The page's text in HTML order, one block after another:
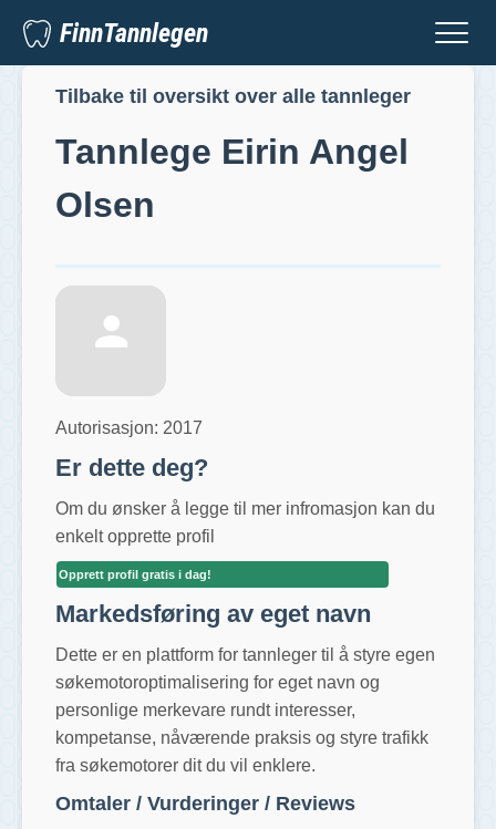
FinnTannlegen
Tilbake til oversikt over alle tannleger
Tannlege Eirin Angel
Olsen
Autorisasjon: 2017
Er dette deg?
Om du ønsker å legge til mer infromasjon kan du
enkelt opprette profil
Opprett profil gratis i dag!
Markedsføring av eget navn
Dette er en plattform for tannleger til å styre egen
søkemotoroptimalisering for eget navn og
personlige merkevare rundt interesser,
kompetanse, nåværende praksis og styre trafikk
fra søkemotorer dit du vil enklere.
Omtaler / Vurderinger / Reviews